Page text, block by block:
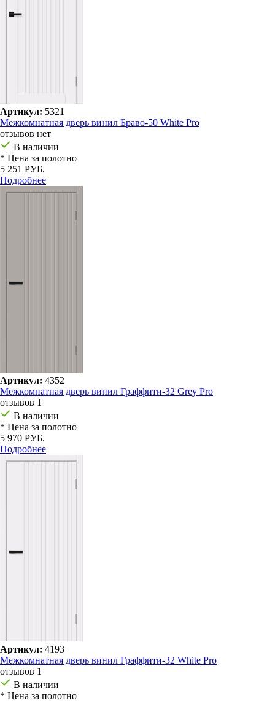
Артикул: 5321
Межкомнатная дверь винил Браво-50 White Pro
отзывов нет
В наличии
* Цена за полотно
5 251 РУБ.
Подробнее
Артикул: 4352
Межкомнатная дверь винил Граффити-32 Grey Pro
отзывов 1
В наличии
* Цена за полотно
5 970 РУБ.
Подробнее
Артикул: 4193
Межкомнатная дверь винил Граффити-32 White Pro
отзывов 1
В наличии
* Цена за полотно